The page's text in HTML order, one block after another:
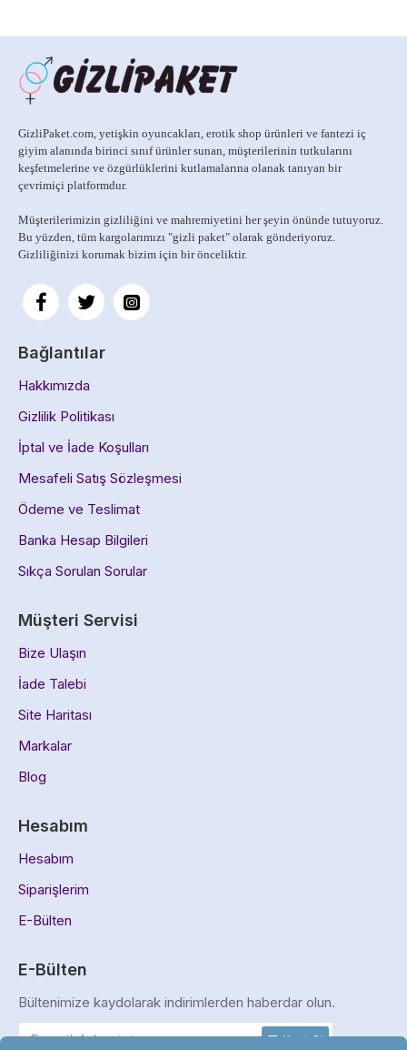
GizliPaket.com, yetişkin oyuncakları, erotik shop ürünleri ve fantezi iç
giyim alanında birinci sınıf ürünler sunan, müşterilerinin tutkularını
keşfetmelerine ve özgürlüklerini kutlamalarına olanak tanıyan bir
çevrimiçi platformdur.
Müşterilerimizin gizliliğini ve mahremiyetini her şeyin önünde tutuyoruz.
Bu yüzden, tüm kargolarımızı "gizli paket" olarak gönderiyoruz.
Gizliliğinizi korumak bizim için bir önceliktir.
Bağlantılar
Hakkımızda
Gizlilik Politikası
İptal ve İade Koşulları
Mesafeli Satış Sözleşmesi
Ödeme ve Teslimat
Banka Hesap Bilgileri
Sıkça Sorulan Sorular
Müşteri Servisi
Bize Ulaşın
İade Talebi
Site Haritası
Markalar
Blog
Hesabım
Hesabım
Siparişlerim
E-Bülten
E-Bülten
Bültenimize kaydolarak indirimlerden haberdar olun.
Kayıt Ol